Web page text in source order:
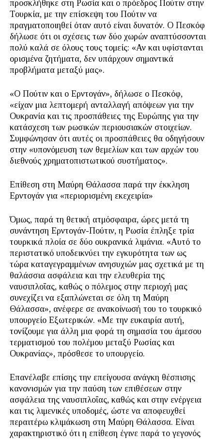
προσκλήθηκε στη Ρωσία και ο πρόεδρος Πούτιν στην
Τουρκία, με την επίσκεψη του Πούτιν να
πραγματοποιηθεί όταν αυτό είναι δυνατόν. Ο Πεσκόφ
δήλωσε ότι οι σχέσεις των δύο χωρών αναπτύσσονται
πολύ καλά σε όλους τους τομείς: «Αν και υφίστανται
ορισμένα ζητήματα, δεν υπάρχουν σημαντικά
προβλήματα μεταξύ μας».
«Ο Πούτιν και ο Ερντογάν», δήλωσε ο Πεσκόφ,
«είχαν μια λεπτομερή ανταλλαγή απόψεων για την
Ουκρανία και τις προσπάθειες της Ευρώπης για την
κατάσχεση των ρωσικών περιουσιακών στοιχείων.
Συμφώνησαν ότι αυτές οι προσπάθειες θα οδηγήσουν
στην «υπονόμευση των θεμελίων και των αρχών του
διεθνούς χρηματοπιστωτικού συστήματος».
Επίθεση στη Μαύρη Θάλασσα παρά την έκκληση
Ερντογάν για «περιορισμένη εκεχειρία»
Όμως, παρά τη θετική ατμόσφαιρα, ώρες μετά τη
συνάντηση Ερντογάν-Πούτιν, η Ρωσία έπληξε τρία
τουρκικά πλοία σε δύο ουκρανικά λιμάνια. «Αυτό το
περιστατικό υποδεικνύει την εγκυρότητα των ως
τώρα καταγεγραμμένων ανησυχιών μας σχετικά με τη
θαλάσσια ασφάλεια και την ελευθερία της
ναυσιπλοΐας, καθώς ο πόλεμος στην περιοχή μας
συνεχίζει να εξαπλώνεται σε όλη τη Μαύρη
Θάλασσα», ανέφερε σε ανακοίνωσή του το τουρκικό
υπουργείο Εξωτερικών. «Με την ευκαιρία αυτή,
τονίζουμε για άλλη μια φορά τη σημασία του άμεσου
τερματισμού του πολέμου μεταξύ Ρωσίας και
Ουκρανίας», πρόσθεσε το υπουργείο.
Επανέλαβε επίσης την επείγουσα ανάγκη θέσπισης
κανονισμών για την παύση των επιθέσεων στην
ασφάλεια της ναυσιπλοΐας, καθώς και στην ενέργεια
και τις λιμενικές υποδομές, ώστε να αποφευχθεί
περαιτέρω κλιμάκωση στη Μαύρη Θάλασσα. Είναι
χαρακτηριστικό ότι η επίθεση έγινε παρά το γεγονός